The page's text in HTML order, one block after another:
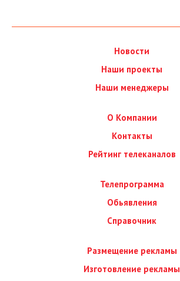
Новости
Наши проекты
Наши менеджеры
О Компании
Контакты
Рейтинг телеканалов
Телепрограмма
Обьявления
Справочник
Размещение рекламы
Изготовление рекламы